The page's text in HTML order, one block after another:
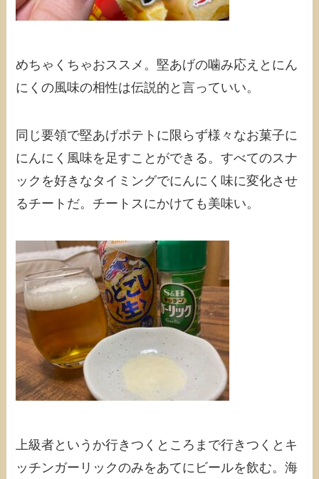
めちゃくちゃおススメ。堅あげの噛み応えとにん
にくの風味の相性は伝説的と言っていい。
同じ要領で堅あげポテトに限らず様々なお菓子に
にんにく風味を足すことができる。すべてのスナ
ックを好きなタイミングでにんにく味に変化させ
るチートだ。チートスにかけても美味い。
上級者というか行きつくところまで行きつくとキ
ッチンガーリックのみをあてにビールを飲む。海